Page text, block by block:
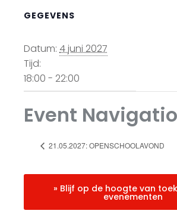
GEGEVENS
Datum: 4 juni 2027
Tijd:
18:00 - 22:00
Event
21.05.2027: OPENSCHOOLAVOND
» Blijf op de hoogte van
evenementen